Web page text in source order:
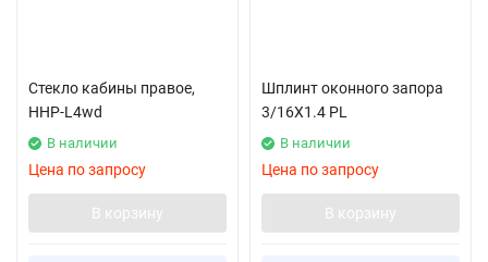
Стекло кабины правое,
HHP-L4wd
В наличии
Цена по запросу
В корзину
Шплинт оконного запора
3/16X1.4 PL
В наличии
Цена по запросу
В корзину